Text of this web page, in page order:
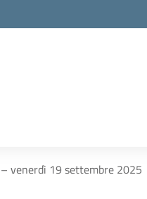
– venerdì 19 settembre 2025